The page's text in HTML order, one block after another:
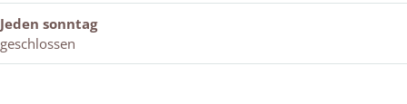
Jeden sonntag
geschlossen